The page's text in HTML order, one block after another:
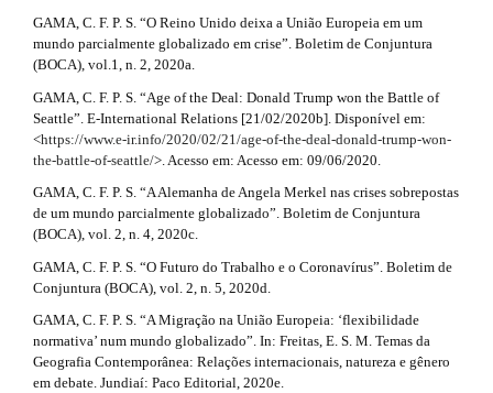
a
r
#
#
GAMA, C. F. P. S. “O Reino Unido deixa a União Europeia em um
mundo parcialmente globalizado em crise”. Boletim de Conjuntura
(BOCA), vol.1, n. 2, 2020a.
GAMA, C. F. P. S. “Age of the Deal: Donald Trump won the Battle of
Seattle”. E-International Relations [21/02/2020b]. Disponível em:
<https://www.e-ir.info/2020/02/21/age-of-the-deal-donald-trump-won-
the-battle-of-seattle/>. Acesso em: Acesso em: 09/06/2020.
GAMA, C. F. P. S. “A Alemanha de Angela Merkel nas crises sobrepostas
de um mundo parcialmente globalizado”. Boletim de Conjuntura
(BOCA), vol. 2, n. 4, 2020c.
GAMA, C. F. P. S. “O Futuro do Trabalho e o Coronavírus”. Boletim de
Conjuntura (BOCA), vol. 2, n. 5, 2020d.
GAMA, C. F. P. S. “A Migração na União Europeia: ‘flexibilidade
normativa’ num mundo globalizado”. In: Freitas, E. S. M. Temas da
Geografia Contemporânea: Relações internacionais, natureza e gênero
em debate. Jundiaí: Paco Editorial, 2020e.